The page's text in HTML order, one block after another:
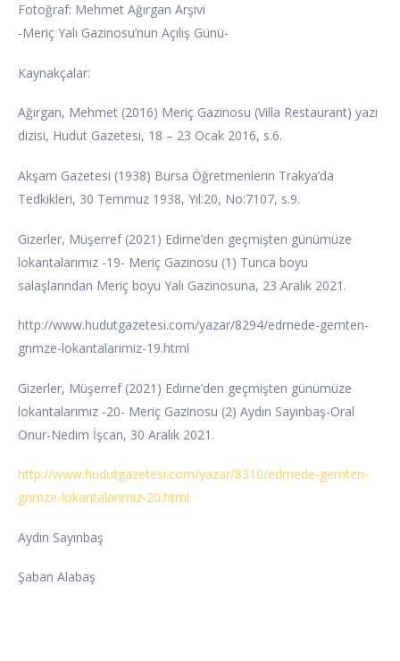
Fotoğraf: Mehmet Ağırgan Arşivi
-Meriç Yalı Gazinosu’nun Açılış Günü-
Kaynakçalar:
Ağırgan, Mehmet (2016) Meriç Gazinosu (Villa Restaurant) yazı
dizisi, Hudut Gazetesi, 18 – 23 Ocak 2016, s.6.
Akşam Gazetesi (1938) Bursa Öğretmenlerin Trakya’da
Tedkikleri, 30 Temmuz 1938, Yıl:20, No:7107, s.9.
Gizerler, Müşerref (2021) Edirne’den geçmişten günümüze
lokantalarımız -19- Meriç Gazinosu (1) Tunca boyu
salaşlarından Meriç boyu Yalı Gazinosuna, 23 Aralık 2021.
http://www.hudutgazetesi.com/yazar/8294/edrnede-gemten-
gnmze-lokantalarimiz-19.html
Gizerler, Müşerref (2021) Edirne’den geçmişten günümüze
lokantalarımız -20- Meriç Gazinosu (2) Aydın Sayınbaş-Oral
Onur-Nedim İşcan, 30 Aralık 2021.
http://www.hudutgazetesi.com/yazar/8310/edrnede-gemten-
gnmze-lokantalarimiz-20.html
Aydın Sayınbaş
Şaban Alabaş